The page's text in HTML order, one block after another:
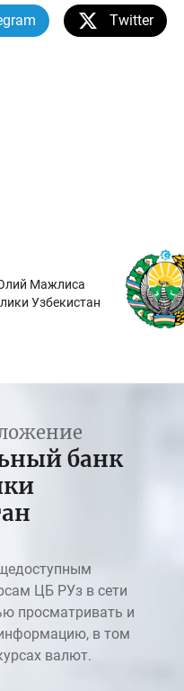
Twitter
Мажлиса
Узбекистан
банк
ЦБ РУз в сети
просматривать и
в том
валют.